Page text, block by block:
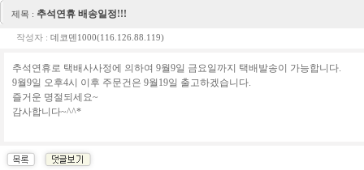
제목 : 추석연휴 배송일정!!!
작성자 : 데코덴1000(116.126.88.119)
추석연휴로 택배사사정에 의하여 9월9일 금요일까지 택배발송이 가능합니다.
9월9일 오후4시 이후 주문건은 9월19일 출고하겠습니다.
즐거운 명절되세요~
감사합니다~^^*